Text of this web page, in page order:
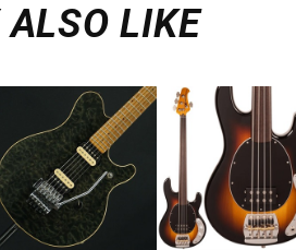
LIKE